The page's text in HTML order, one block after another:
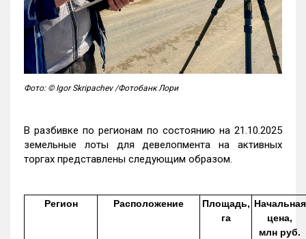
Фото: © Igor Skripachev /Фотобанк Лори
В разбивке по регионам по состоянию на 21.10.2025
земельные лоты для девелопмента на активных
торгах представлены следующим образом.
Регион Расположение
Площадь,
га
Начальная
цена,
млн руб.